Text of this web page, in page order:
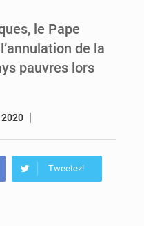
Le FMI allège la dette de Madagascar et de 24 autres pays
le Pape
de la
pauvres lors
Tweetez!